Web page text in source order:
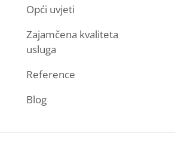
Opći uvjeti
Zajamčena kvaliteta
usluga
Reference
Blog